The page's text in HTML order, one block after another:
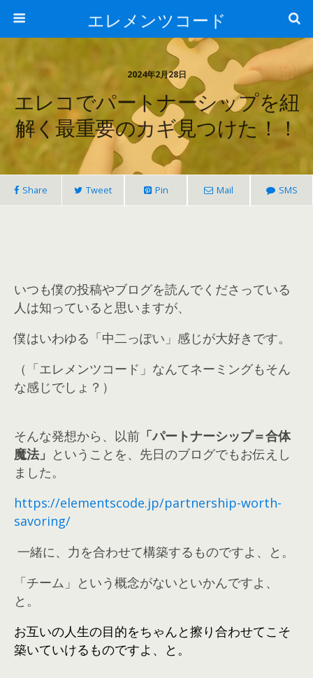
エレメンツコード
2024年2月28日
エレコでパートナーシップを紐
解く最重要のカギ見つけた！！
Share Tweet Pin Mail SMS
いつも僕の投稿やブログを読んでくださっている
人は知っていると思いますが、
僕はいわゆる「中二っぽい」感じが大好きです。
（「エレメンツコード」なんてネーミングもそん
な感じでしょ？）
そんな発想から、以前 「パートナーシップ＝合体
魔法」 ということを、 先日のブログでもお伝えし
ました。
https://elementscode.jp/partnership-worth-
savoring/
一緒に、力を合わせて構築するものですよ、と。
「チーム」という概念がないといかんですよ、
と。
お互いの人生の目的をちゃんと擦り合わせてこそ
築いていけるものですよ、と。